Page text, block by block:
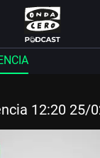
12:20 25/